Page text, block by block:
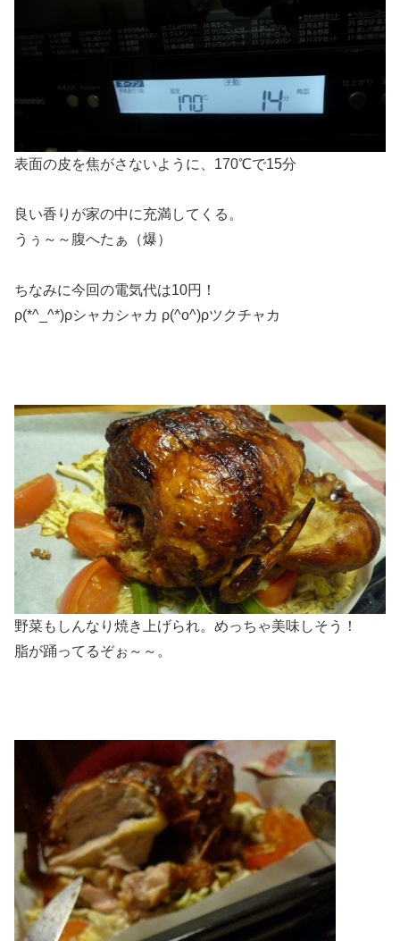
表面の皮を焦がさないように、170℃で15分
良い香りが家の中に充満してくる。
うぅ～～腹へたぁ（爆）
ちなみに今回の電気代は10円！
ρ(*^_^*)ρシャカシャカ ρ(^o^)ρツクチャカ
野菜もしんなり焼き上げられ。めっちゃ美味しそう！
脂が踊ってるぞぉ～～。